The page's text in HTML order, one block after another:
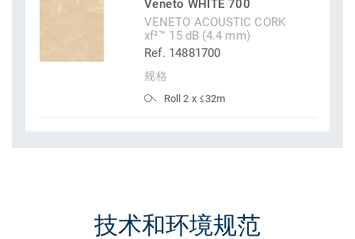
Veneto WHITE 700
VENETO ACOUSTIC CORK
xf²™ 15 dB (4.4 mm)
Ref. 14881700
规格
Roll 2 x ≤32m
技术和环境规范